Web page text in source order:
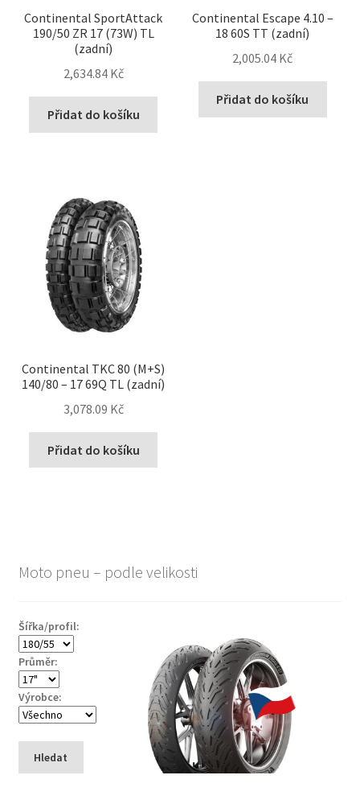
Continental SportAttack
190/50 ZR 17 (73W) TL
(zadní)
2,634.84 Kč
Přidat do košíku
Continental Escape 4.10 –
18 60S TT (zadní)
2,005.04 Kč
Přidat do košíku
Continental TKC 80 (M+S)
140/80 – 17 69Q TL (zadní)
3,078.09 Kč
Přidat do košíku
Moto pneu – podle velikosti
Šířka/profil:
Průměr:
Výrobce:
Hledat